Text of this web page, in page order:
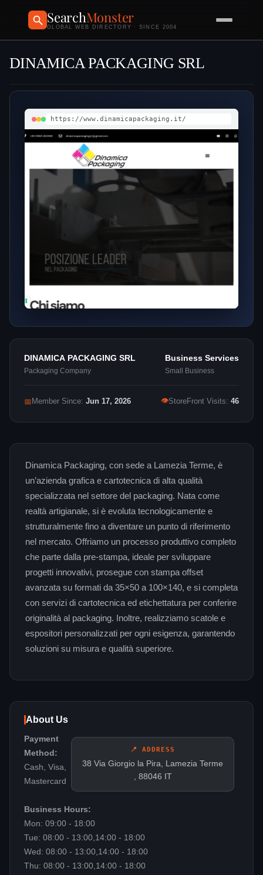
SearchMonster
GLOBAL WEB DIRECTORY · SINCE 2004
DINAMICA PACKAGING SRL
https://www.dinamicapackaging.it/
DINAMICA PACKAGING SRL
Packaging Company
Business Services
Small Business
📅 Member Since: Jun 17, 2026 👁StoreFront Visits: 46
Dinamica Packaging, con sede a Lamezia Terme, è
un’azienda grafica e cartotecnica di alta qualità
specializzata nel settore del packaging. Nata come
realtà artigianale, si è evoluta tecnologicamente e
strutturalmente fino a diventare un punto di riferimento
nel mercato. Offriamo un processo produttivo completo
che parte dalla pre-stampa, ideale per sviluppare
progetti innovativi, prosegue con stampa offset
avanzata su formati da 35×50 a 100×140, e si completa
con servizi di cartotecnica ed etichettatura per conferire
originalità al packaging. Inoltre, realizziamo scatole e
espositori personalizzati per ogni esigenza, garantendo
soluzioni su misura e qualità superiore.
About Us
📍 ADDRESS
38 Via Giorgio la Pira, Lamezia Terme
, 88046 IT
Payment
Method:
Cash, Visa,
Mastercard
Business Hours:
Mon: 09:00 - 18:00
Tue: 08:00 - 13:00,14:00 - 18:00
Wed: 08:00 - 13:00,14:00 - 18:00
Thu: 08:00 - 13:00,14:00 - 18:00